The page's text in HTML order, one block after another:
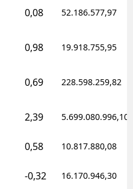
0,08 52.186.577,97
0,98 19.918.755,95
0,69 228.598.259,82
2,39 5.699.080.996,10
0,58 10.817.880,08
-0,32 16.170.946,30